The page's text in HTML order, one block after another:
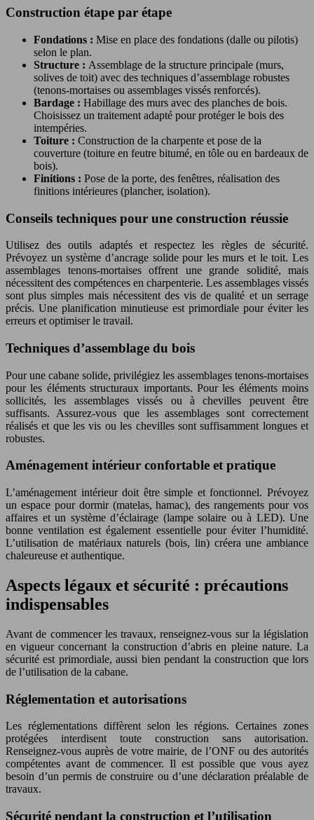
Construction étape par étape
Fondations : Mise en place des fondations (dalle ou pilotis)
selon le plan.
Structure : Assemblage de la structure principale (murs,
solives de toit) avec des techniques d’assemblage robustes
(tenons-mortaises ou assemblages vissés renforcés).
Bardage : Habillage des murs avec des planches de bois.
Choisissez un traitement adapté pour protéger le bois des
intempéries.
Toiture : Construction de la charpente et pose de la
couverture (toiture en feutre bitumé, en tôle ou en bardeaux de
bois).
Finitions : Pose de la porte, des fenêtres, réalisation des
finitions intérieures (plancher, isolation).
Conseils techniques pour une construction réussie
Utilisez des outils adaptés et respectez les règles de sécurité.
Prévoyez un système d’ancrage solide pour les murs et le toit. Les
assemblages tenons-mortaises offrent une grande solidité, mais
nécessitent des compétences en charpenterie. Les assemblages vissés
sont plus simples mais nécessitent des vis de qualité et un serrage
précis. Une planification minutieuse est primordiale pour éviter les
erreurs et optimiser le travail.
Techniques d’assemblage du bois
Pour une cabane solide, privilégiez les assemblages tenons-mortaises
pour les éléments structuraux importants. Pour les éléments moins
sollicités, les assemblages vissés ou à chevilles peuvent être
suffisants. Assurez-vous que les assemblages sont correctement
réalisés et que les vis ou les chevilles sont suffisamment longues et
robustes.
Aménagement intérieur confortable et pratique
L’aménagement intérieur doit être simple et fonctionnel. Prévoyez
un espace pour dormir (matelas, hamac), des rangements pour vos
affaires et un système d’éclairage (lampe solaire ou à LED). Une
bonne ventilation est également essentielle pour éviter l’humidité.
L’utilisation de matériaux naturels (bois, lin) créera une ambiance
chaleureuse et authentique.
Aspects légaux et sécurité : précautions
indispensables
Avant de commencer les travaux, renseignez-vous sur la législation
en vigueur concernant la construction d’abris en pleine nature. La
sécurité est primordiale, aussi bien pendant la construction que lors
de l’utilisation de la cabane.
Réglementation et autorisations
Les réglementations diffèrent selon les régions. Certaines zones
protégées interdisent toute construction sans autorisation.
Renseignez-vous auprès de votre mairie, de l’ONF ou des autorités
compétentes avant de commencer. Il est possible que vous ayez
besoin d’un permis de construire ou d’une déclaration préalable de
travaux.
Sécurité pendant la construction et l’utilisation